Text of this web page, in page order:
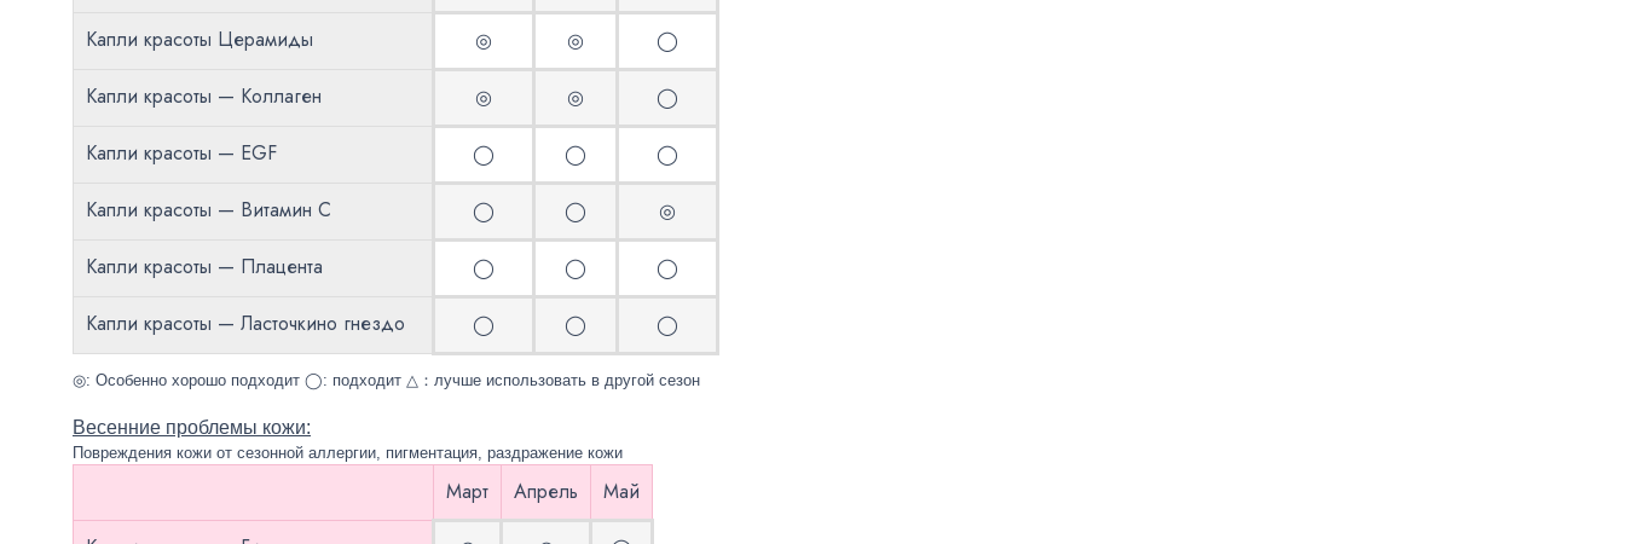
Капли красоты Церамиды ◎ ◎
◯
Капли красоты — Коллаген
◎ ◎
◯
Капли красоты — EGF
◯ ◯
◯
Капли красоты — Витамин С
◯ ◯
◎
Капли красоты — Плацента
◯ ◯
◯
Капли красоты — Ласточкино гнездо
◯ ◯ ◯
◎: Особенно хорошо подходит ◯: подходит △：лучше использовать в другой сезон
Весенние проблемы кожи:
Повреждения кожи от сезонной аллергии, пигментация, раздражение кожи
Март Апрель
Май